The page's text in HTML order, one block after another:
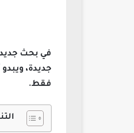
في بحث
جديدة،
فقط.